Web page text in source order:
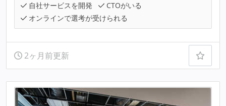
自社サービスを開発
CTOがいる
オンラインで選考が受けられる
2ヶ月前更新